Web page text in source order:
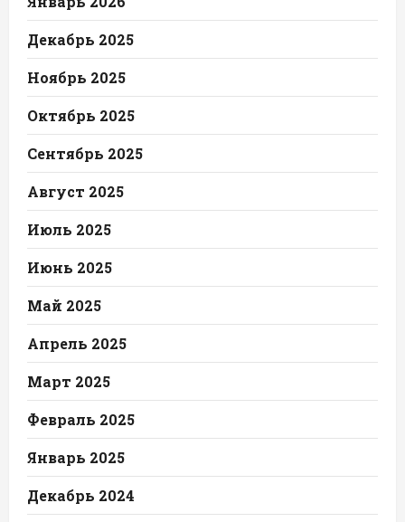
Декабрь 2025
Ноябрь 2025
Октябрь 2025
Сентябрь 2025
Август 2025
Июль 2025
Июнь 2025
Май 2025
Апрель 2025
Март 2025
Февраль 2025
Январь 2025
Декабрь 2024